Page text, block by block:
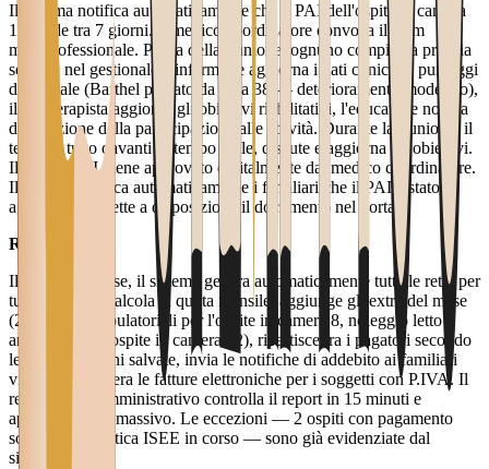
Il sistema notifica automaticamente che il PAI dell'ospite in camera
14 scade tra 7 giorni. Il medico coordinatore convoca il team
multiprofessionale. Prima della riunione, ognuno compila la propria
sezione nel gestionale: l'infermiere aggiorna i dati clinici e i punteggi
delle scale (Barthel passato da 45 a 38 — deterioramento moderato),
il fisioterapista aggiorna gli obiettivi riabilitativi, l'educatrice nota la
diminuzione della partecipazione alle attività. Durante la riunione, il
team ha tutto davanti in tempo reale, discute e aggiorna gli obiettivi.
Il nuovo PAI viene approvato digitalmente dal medico coordinatore.
Il sistema notifica automaticamente i familiari che il PAI è stato
aggiornato e mette a disposizione il documento nel portale.
Retta mensile
Il primo del mese, il sistema genera automaticamente tutte le rette per
tutti gli ospiti: calcola la quota mensile, aggiunge gli extra del mese
(2 trasporti ambulatoriali per l'ospite in camera 8, noleggio letto
articolato per l'ospite in camera 22), ripartisce tra i pagatori secondo
le configurazioni salvate, invia le notifiche di addebito ai familiari
via email e genera le fatture elettroniche per i soggetti con P.IVA. Il
responsabile amministrativo controlla il report in 15 minuti e
approva l'invio massivo. Le eccezioni — 2 ospiti con pagamento
sospeso per pratica ISEE in corso — sono già evidenziate dal
sistema.